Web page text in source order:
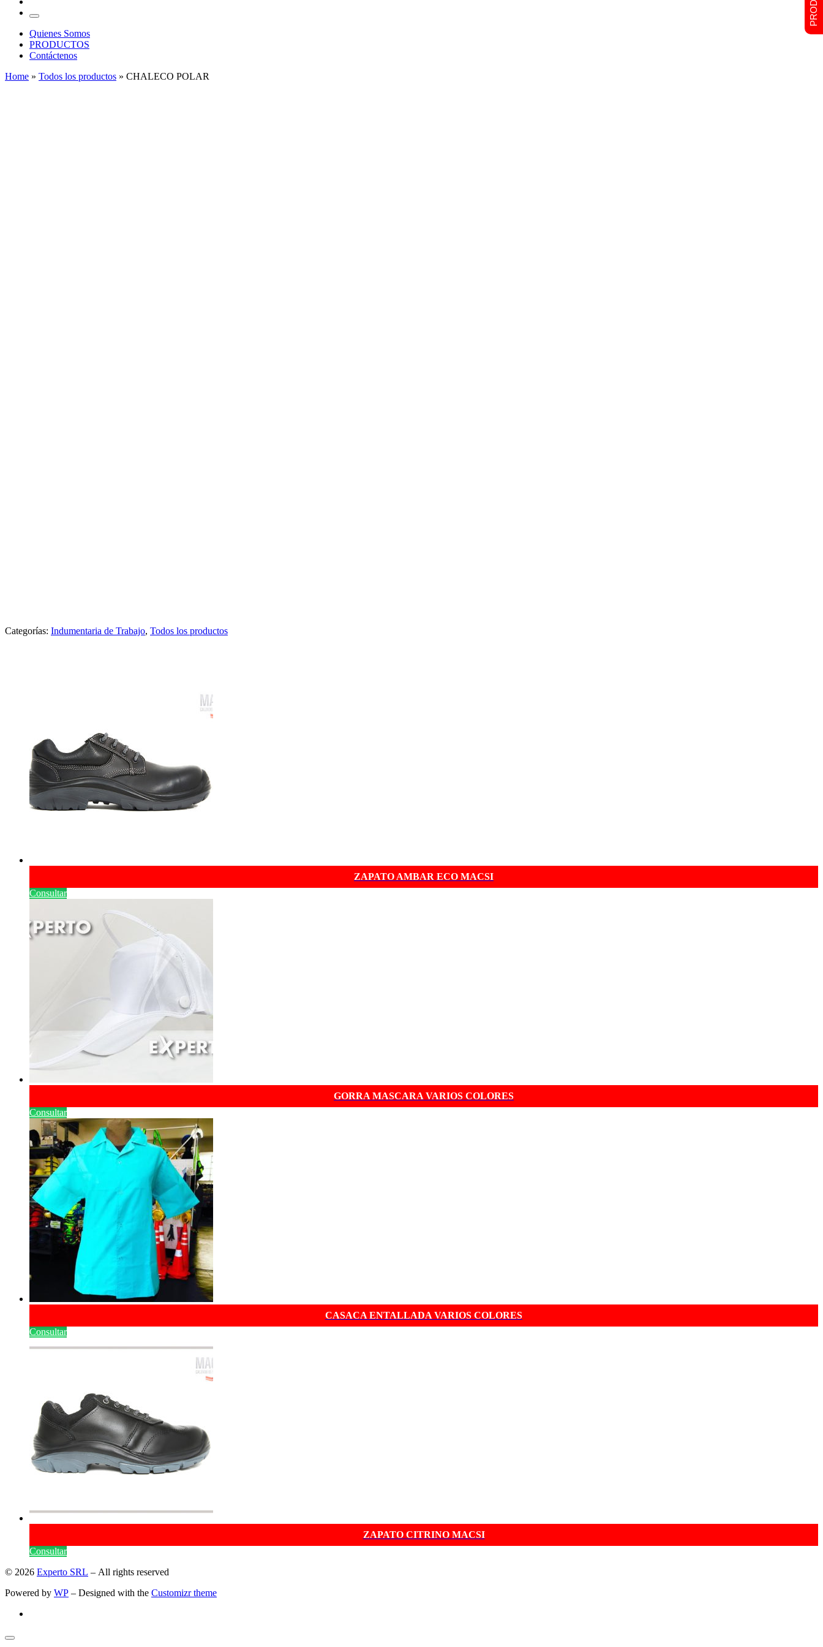
Menu
Quienes Somos
PRODUCTOS
Contáctenos
Home » Todos los productos » CHALECO POLAR
Categorías: Indumentaria de Trabajo, Todos los productos
ZAPATO AMBAR ECO MACSI
Consultar
GORRA MASCARA VARIOS COLORES
Consultar
CASACA ENTALLADA VARIOS COLORES
Consultar
ZAPATO CITRINO MACSI
Consultar
© 2026 Experto SRL – All rights reserved
Powered by WP – Designed with the Customizr theme